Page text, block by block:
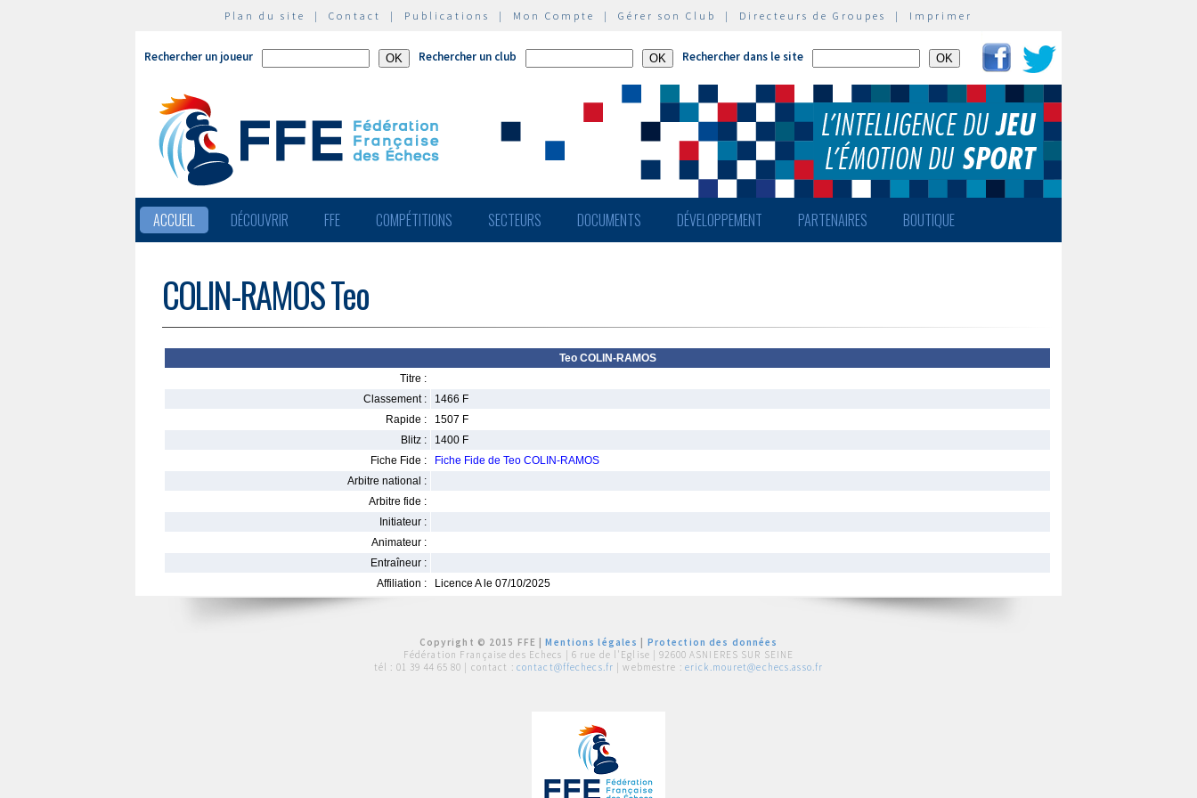
Plan du site | Contact | Publications | Mon Compte | Gérer son Club | Directeurs de Groupes | Imprimer
Rechercher un joueur Rechercher un club Rechercher dans le site
ACCUEIL DÉCOUVRIR FFE COMPÉTITIONS SECTEURS DOCUMENTS DÉVELOPPEMENT PARTENAIRES BOUTIQUE
COLIN-RAMOS Teo
Teo COLIN-RAMOS
Titre :
Classement :
1466 F
Rapide :
1507 F
Blitz :
1400 F
Fiche Fide :
Fiche Fide de Teo COLIN-RAMOS
Arbitre national :
Arbitre fide :
Initiateur :
Animateur :
Entraîneur :
Affiliation :
Licence A le 07/10/2025
Copyright © 2015 FFE |Mentions légales
Protection des données
Fédération Française des Echecs | 6 rue de l'Eglise | 92600 ASNIERES SUR SEINE
tél : 01 39 44 65 80 | contact : contact@ffechecs.fr | webmestre : erick.mouret@echecs.asso.fr